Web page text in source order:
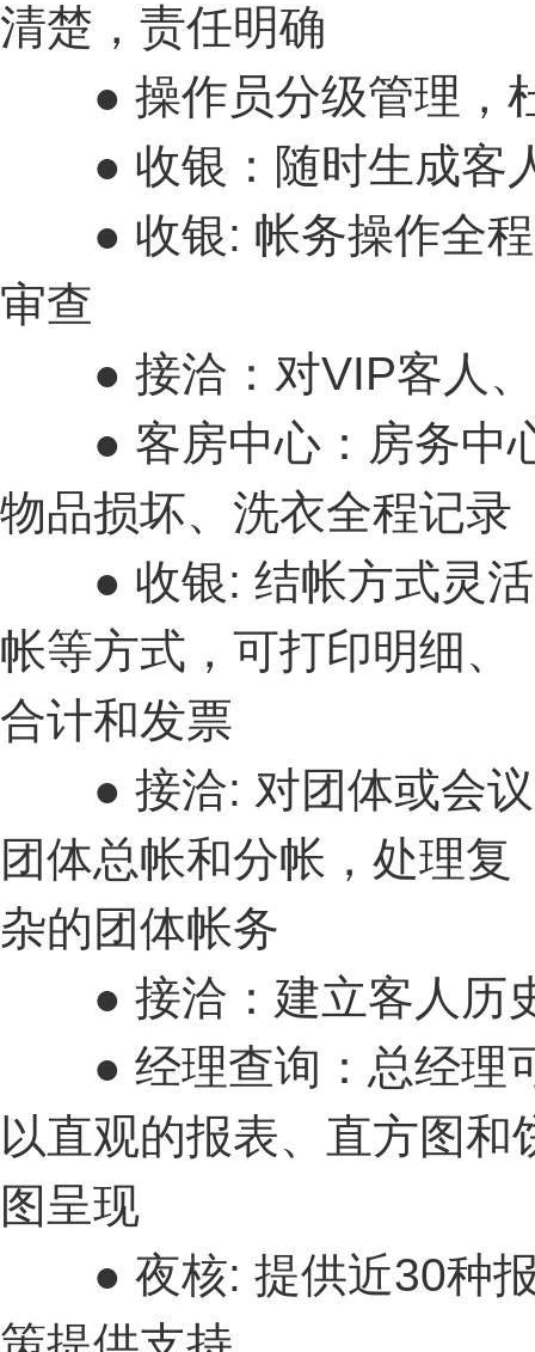
清楚，责任明确
● 操作员分级管理，
● 收银：随时生成客
● 收银: 帐务操作全程
审查
● 接洽：对VIP客人、
● 客房中心：房务中心
物品损坏、洗衣全程记录
● 收银: 结帐方式灵活
帐等方式，可打印明细、
合计和发票
● 接洽: 对团体或会议
团体总帐和分帐，处理复
杂的团体帐务
● 接洽：建立客人历史
● 经理查询：总经理可
以直观的报表、直方图和
图呈现
● 夜核: 提供近30种报